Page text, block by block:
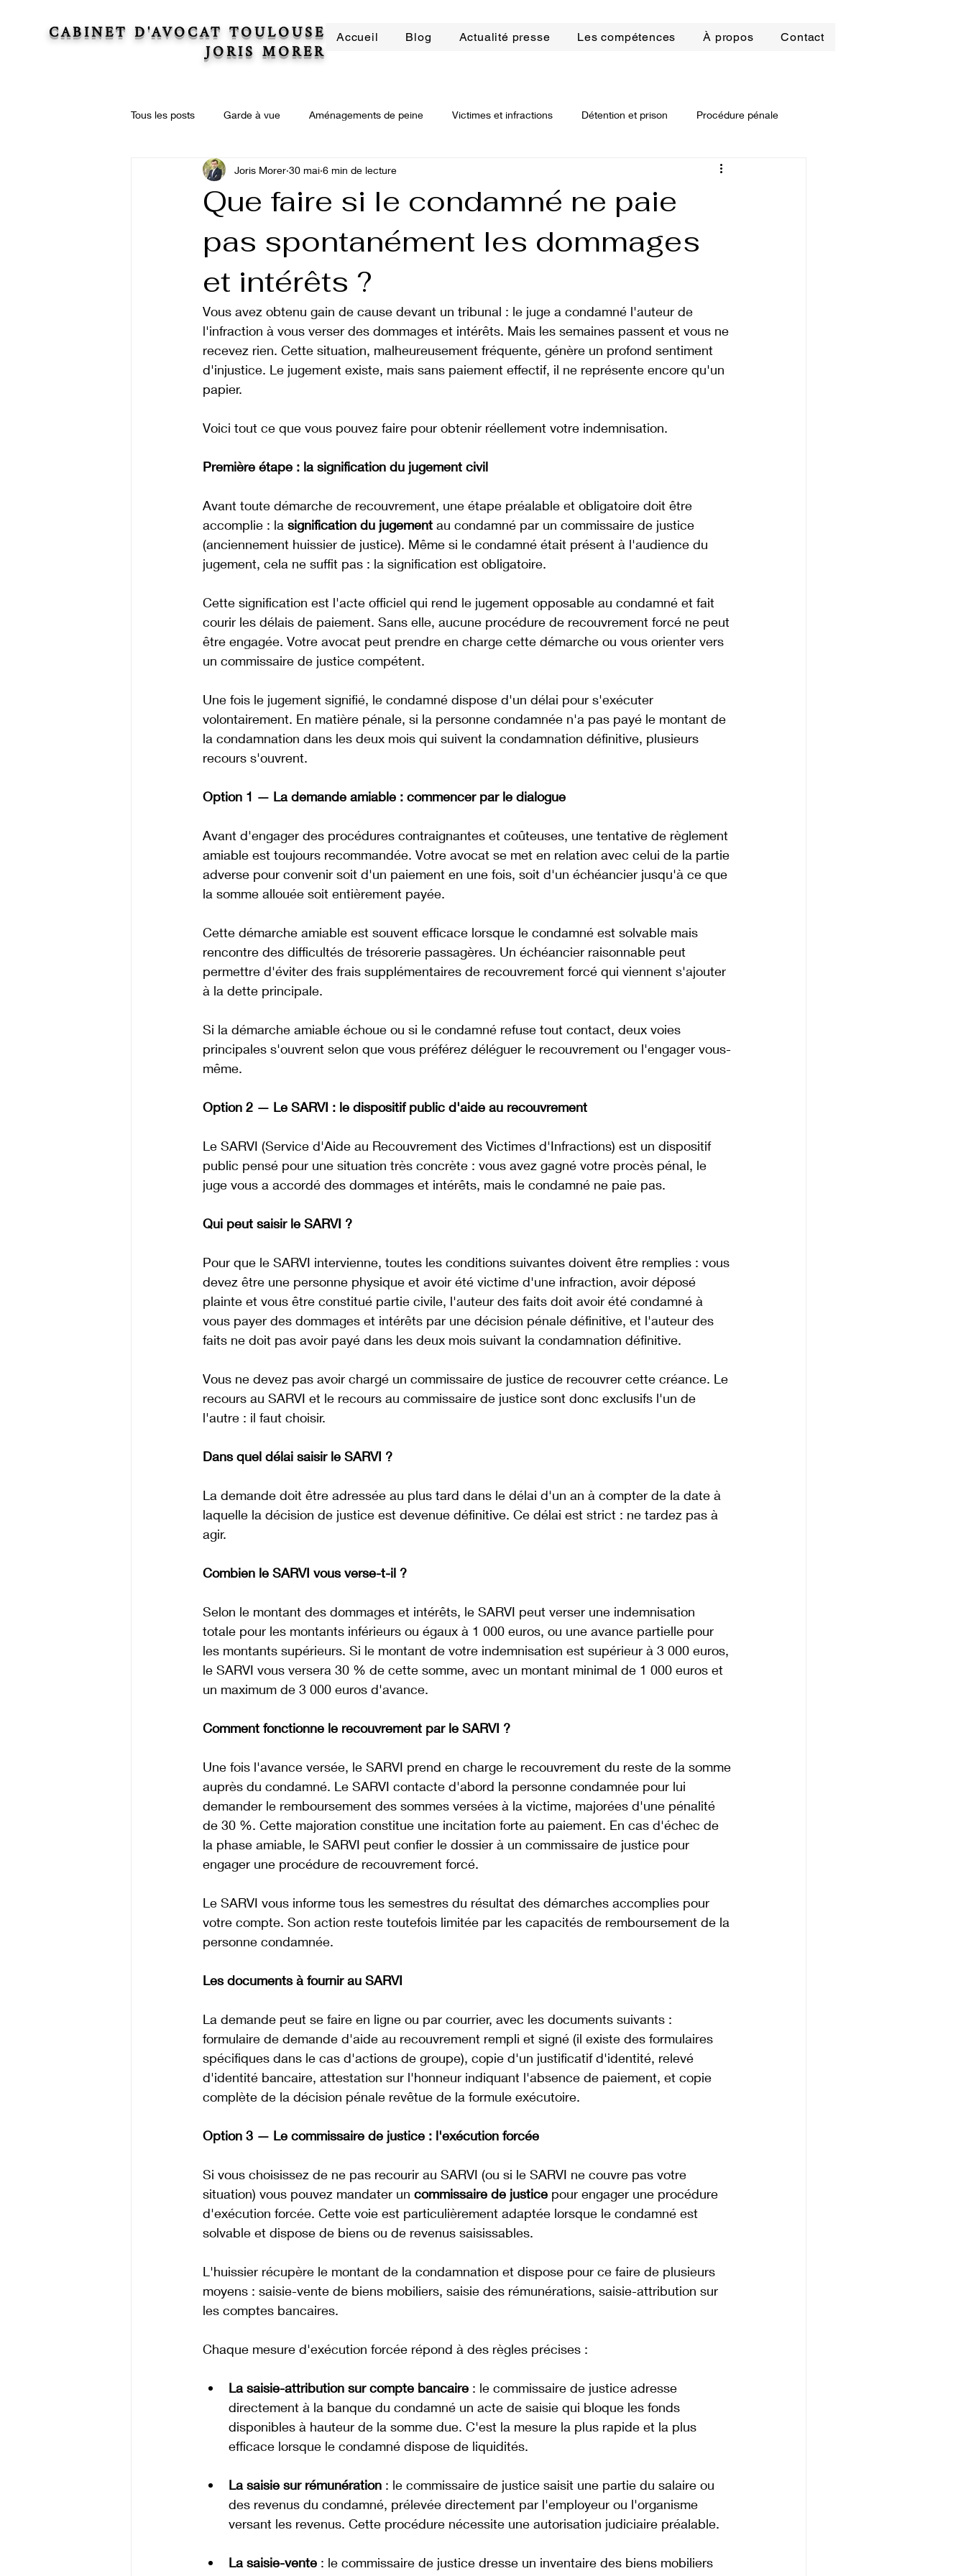
CABINET D'AVOCAT TOULOUSE
JORIS MORER
Accueil Blog Actualité presse Les compétences À propos Contact
Tous les posts Garde à vue Aménagements de peine Victimes et infractions Détention et prison Procédure pénale
Actions collectives Droit immobilier Droit de la construction
Procédure civile Procédure civile d'exécution
Que faire si le condamné ne paie
pas spontanément les dommages
et intérêts ?
Joris Morer 30 mai 6 min de lecture
Vous avez obtenu gain de cause devant un tribunal : le juge a condamné l'auteur de
l'infraction à vous verser des dommages et intérêts. Mais les semaines passent et vous ne
recevez rien. Cette situation, malheureusement fréquente, génère un profond sentiment
d'injustice. Le jugement existe, mais sans paiement effectif, il ne représente encore qu'un
papier.
Voici tout ce que vous pouvez faire pour obtenir réellement votre indemnisation.
Première étape : la signification du jugement civil
Avant toute démarche de recouvrement, une étape préalable et obligatoire doit être
accomplie : la signification du jugement au condamné par un commissaire de justice
(anciennement huissier de justice). Même si le condamné était présent à l'audience du
jugement, cela ne suffit pas : la signification est obligatoire.
Cette signification est l'acte officiel qui rend le jugement opposable au condamné et fait
courir les délais de paiement. Sans elle, aucune procédure de recouvrement forcé ne peut
être engagée. Votre avocat peut prendre en charge cette démarche ou vous orienter vers
un commissaire de justice compétent.
Une fois le jugement signifié, le condamné dispose d'un délai pour s'exécuter
volontairement. En matière pénale, si la personne condamnée n'a pas payé le montant de
la condamnation dans les deux mois qui suivent la condamnation définitive, plusieurs
recours s'ouvrent.
Option 1 — La demande amiable : commencer par le dialogue
Avant d'engager des procédures contraignantes et coûteuses, une tentative de règlement
amiable est toujours recommandée. Votre avocat se met en relation avec celui de la partie
adverse pour convenir soit d'un paiement en une fois, soit d'un échéancier jusqu'à ce que
la somme allouée soit entièrement payée.
Cette démarche amiable est souvent efficace lorsque le condamné est solvable mais
rencontre des difficultés de trésorerie passagères. Un échéancier raisonnable peut
permettre d'éviter des frais supplémentaires de recouvrement forcé qui viennent s'ajouter
à la dette principale.
Si la démarche amiable échoue ou si le condamné refuse tout contact, deux voies
principales s'ouvrent selon que vous préférez déléguer le recouvrement ou l'engager vous-
même.
Option 2 — Le SARVI : le dispositif public d'aide au recouvrement
Le SARVI (Service d'Aide au Recouvrement des Victimes d'Infractions) est un dispositif
public pensé pour une situation très concrète : vous avez gagné votre procès pénal, le
juge vous a accordé des dommages et intérêts, mais le condamné ne paie pas.
Qui peut saisir le SARVI ?
Pour que le SARVI intervienne, toutes les conditions suivantes doivent être remplies : vous
devez être une personne physique et avoir été victime d'une infraction, avoir déposé
plainte et vous être constitué partie civile, l'auteur des faits doit avoir été condamné à
vous payer des dommages et intérêts par une décision pénale définitive, et l'auteur des
faits ne doit pas avoir payé dans les deux mois suivant la condamnation définitive.
Vous ne devez pas avoir chargé un commissaire de justice de recouvrer cette créance. Le
recours au SARVI et le recours au commissaire de justice sont donc exclusifs l'un de
l'autre : il faut choisir.
Dans quel délai saisir le SARVI ?
La demande doit être adressée au plus tard dans le délai d'un an à compter de la date à
laquelle la décision de justice est devenue définitive. Ce délai est strict : ne tardez pas à
agir.
Combien le SARVI vous verse-t-il ?
Selon le montant des dommages et intérêts, le SARVI peut verser une indemnisation
totale pour les montants inférieurs ou égaux à 1 000 euros, ou une avance partielle pour
les montants supérieurs. Si le montant de votre indemnisation est supérieur à 3 000 euros,
le SARVI vous versera 30 % de cette somme, avec un montant minimal de 1 000 euros et
un maximum de 3 000 euros d'avance.
Comment fonctionne le recouvrement par le SARVI ?
Une fois l'avance versée, le SARVI prend en charge le recouvrement du reste de la somme
auprès du condamné. Le SARVI contacte d'abord la personne condamnée pour lui
demander le remboursement des sommes versées à la victime, majorées d'une pénalité
de 30 %. Cette majoration constitue une incitation forte au paiement. En cas d'échec de
la phase amiable, le SARVI peut confier le dossier à un commissaire de justice pour
engager une procédure de recouvrement forcé.
Le SARVI vous informe tous les semestres du résultat des démarches accomplies pour
votre compte. Son action reste toutefois limitée par les capacités de remboursement de la
personne condamnée.
Les documents à fournir au SARVI
La demande peut se faire en ligne ou par courrier, avec les documents suivants :
formulaire de demande d'aide au recouvrement rempli et signé (il existe des formulaires
spécifiques dans le cas d'actions de groupe), copie d'un justificatif d'identité, relevé
d'identité bancaire, attestation sur l'honneur indiquant l'absence de paiement, et copie
complète de la décision pénale revêtue de la formule exécutoire.
Option 3 — Le commissaire de justice : l'exécution forcée
Si vous choisissez de ne pas recourir au SARVI (ou si le SARVI ne couvre pas votre
situation) vous pouvez mandater un commissaire de justice pour engager une procédure
d'exécution forcée. Cette voie est particulièrement adaptée lorsque le condamné est
solvable et dispose de biens ou de revenus saisissables.
L'huissier récupère le montant de la condamnation et dispose pour ce faire de plusieurs
moyens : saisie-vente de biens mobiliers, saisie des rémunérations, saisie-attribution sur
les comptes bancaires.
Chaque mesure d'exécution forcée répond à des règles précises :
La saisie-attribution sur compte bancaire : le commissaire de justice adresse
directement à la banque du condamné un acte de saisie qui bloque les fonds
disponibles à hauteur de la somme due. C'est la mesure la plus rapide et la plus
efficace lorsque le condamné dispose de liquidités.
La saisie sur rémunération : le commissaire de justice saisit une partie du salaire ou
des revenus du condamné, prélevée directement par l'employeur ou l'organisme
versant les revenus. Cette procédure nécessite une autorisation judiciaire préalable.
La saisie-vente : le commissaire de justice dresse un inventaire des biens mobiliers